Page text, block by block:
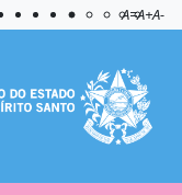
Aplicar
A=A+A-